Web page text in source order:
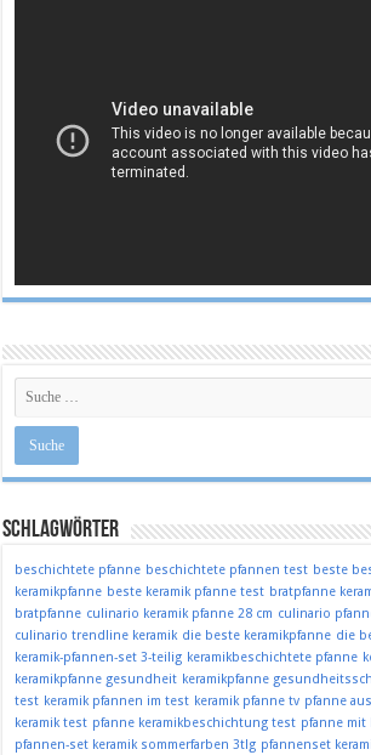
Schlagwörter
beschichtete pfanne beschichtete pfannen test beste
keramikpfanne beste keramik pfanne test bratpfanne
bratpfanne culinario keramik pfanne 28 cm culinario
culinario trendline keramik die beste keramikpfanne die
keramik-pfannen-set 3-teilig keramikbeschichtete pfanne
keramikpfanne gesundheit keramikpfanne
test keramik pfannen im test keramik pfanne tv pfanne
keramik test pfanne keramikbeschichtung test pfanne mit
pfannen-set keramik sommerfarben 3tlg pfannenset